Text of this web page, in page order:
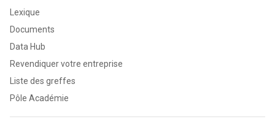
Lexique
Documents
Data Hub
Revendiquer votre entreprise
Liste des greffes
Pôle Académie